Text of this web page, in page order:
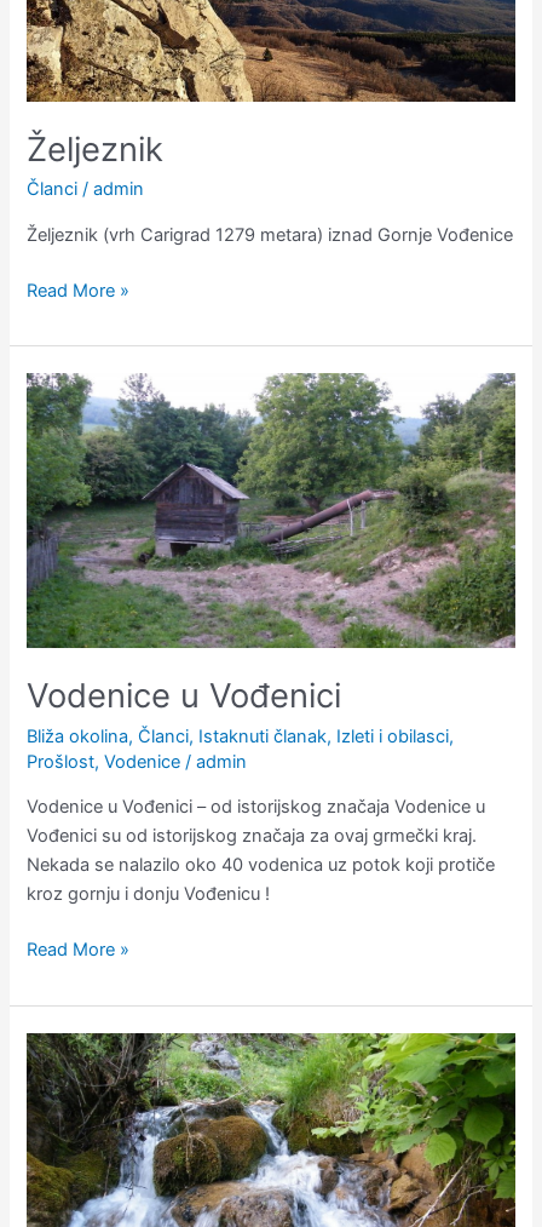
Željeznik
Članci /admin
Željeznik (vrh Carigrad 1279 metara) iznad Gornje Vođenice
Read More »
Vodenice u Vođenici
Bliža okolina,Članci, Istaknuti članak, Izleti i obilasci,
Prošlost,Vodenice /admin
Vodenice u Vođenici – od istorijskog značaja Vodenice u
Vođenici su od istorijskog značaja za ovaj grmečki kraj.
Nekada se nalazilo oko 40 vodenica uz potok koji protiče
kroz gornju i donju Vođenicu !
Vodenice
u
Vođenici
Read More »
Potok
Vođenice